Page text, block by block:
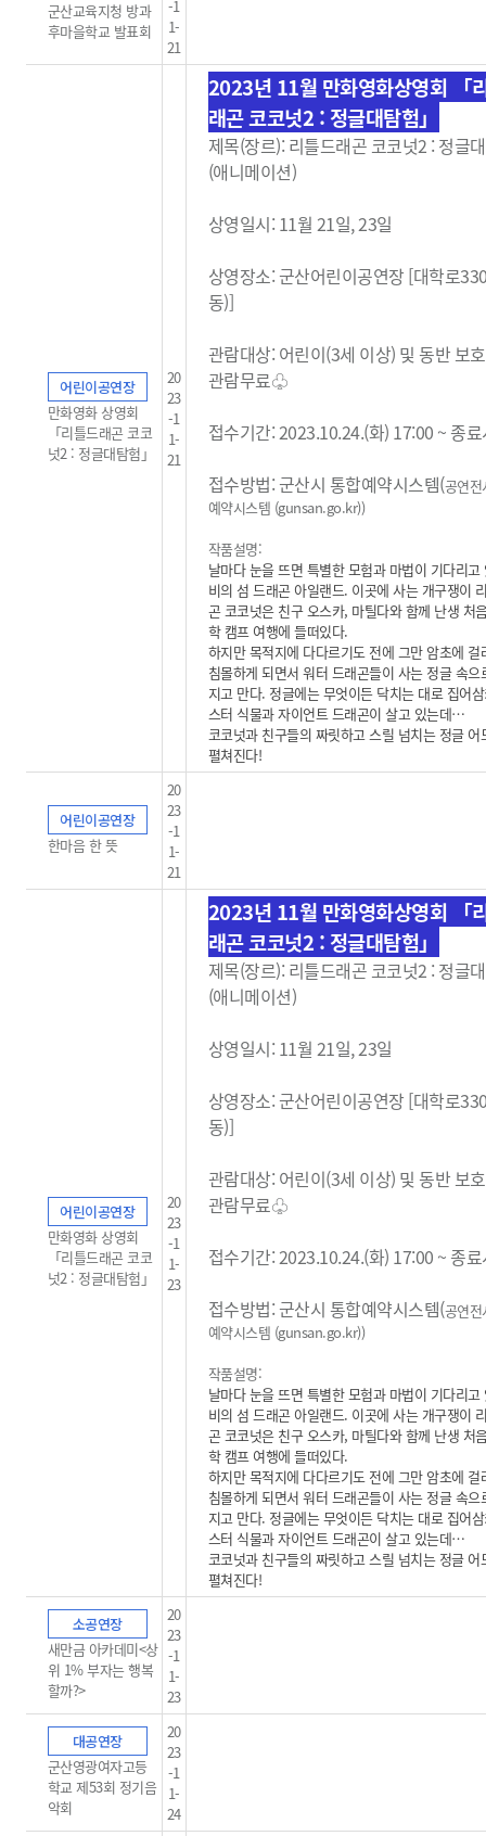
군산교육지청 방과
후마을학교 발표회
-1
1-
21
어린이공연장
만화영화 상영회
「리틀드래곤 코코
넛2 : 정글대탐험」
20
23
-1
1-
21
2023년 11월 만화영화상영회 「
래곤 코코넛2 : 정글대탐험」
제목(장르): 리틀드래곤 코코넛2 : 정글
(애니메이션)
상영일시: 11월 21일, 23일
상영장소: 군산어린이공연장 [대학로
동)]
관람대상: 어린이(3세 이상) 및 동반 보
관람무료♧
접수기간: 2023.10.24.(화) 17:00 ~ 종
접수방법: 군산시 통합예약시스템(공연
예약시스템 (gunsan.go.kr))
작품설명:
날마다 눈을 뜨면 특별한 모험과 마법이 기다리고
비의 섬 드래곤 아일랜드. 이곳에 사는 개구쟁이
곤 코코넛은 친구 오스카, 마틸다와 함께 난생 처
학 캠프 여행에 들떠있다.
하지만 목적지에 다다르기도 전에 그만 암초에 걸
침몰하게 되면서 워터 드래곤들이 사는 정글 속으
지고 만다. 정글에는 무엇이든 닥치는 대로 집어
스터 식물과 자이언트 드래곤이 살고 있는데…
코코넛과 친구들의 짜릿하고 스릴 넘치는 정글 어
펼쳐진다!
어린이공연장
한마음 한 뜻
20
23
-1
1-
21
어린이공연장
만화영화 상영회
「리틀드래곤 코코
넛2 : 정글대탐험」
20
23
-1
1-
23
2023년 11월 만화영화상영회 「
래곤 코코넛2 : 정글대탐험」
제목(장르): 리틀드래곤 코코넛2 : 정글
(애니메이션)
상영일시: 11월 21일, 23일
상영장소: 군산어린이공연장 [대학로
동)]
관람대상: 어린이(3세 이상) 및 동반 보
관람무료♧
접수기간: 2023.10.24.(화) 17:00 ~ 종
접수방법: 군산시 통합예약시스템(공연
예약시스템 (gunsan.go.kr))
작품설명:
날마다 눈을 뜨면 특별한 모험과 마법이 기다리고
비의 섬 드래곤 아일랜드. 이곳에 사는 개구쟁이
곤 코코넛은 친구 오스카, 마틸다와 함께 난생 처
학 캠프 여행에 들떠있다.
하지만 목적지에 다다르기도 전에 그만 암초에 걸
침몰하게 되면서 워터 드래곤들이 사는 정글 속으
지고 만다. 정글에는 무엇이든 닥치는 대로 집어
스터 식물과 자이언트 드래곤이 살고 있는데…
코코넛과 친구들의 짜릿하고 스릴 넘치는 정글 어
펼쳐진다!
소공연장
새만금 아카데미<상
위 1% 부자는 행복
할까?>
20
23
-1
1-
23
대공연장
군산영광여자고등
학교 제53회 정기음
악회
20
23
-1
1-
24